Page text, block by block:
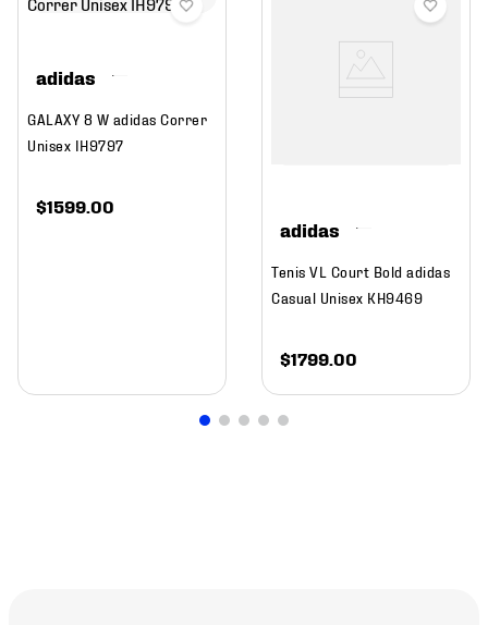
adidas
GALAXY 8 W adidas Correr
Unisex IH9797
$1599 00
adidas
Tenis VL Court Bold adidas
Casual Unisex KH9469
$1799 00